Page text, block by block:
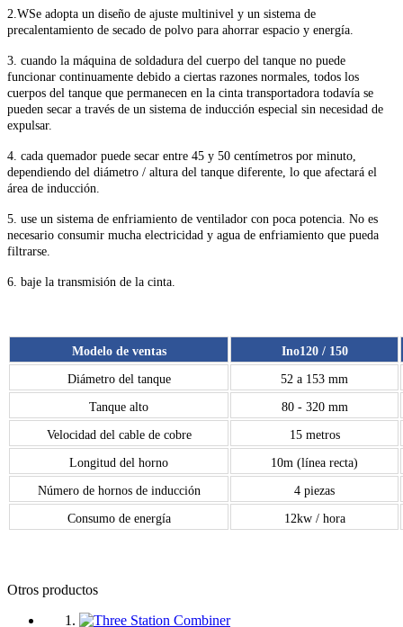
2. WSe adopta un diseño de ajuste multinivel y un sistema de
precalentamiento de secado de polvo para ahorrar espacio y energía.
3. cuando la máquina de soldadura del cuerpo del tanque no puede
funcionar continuamente debido a ciertas razones normales, todos los
cuerpos del tanque que permanecen en la cinta transportadora todavía se
pueden secar a través de un sistema de inducción especial sin necesidad de
expulsar.
4. cada quemador puede secar entre 45 y 50 centímetros por minuto,
dependiendo del diámetro / altura del tanque diferente, lo que afectará el
área de inducción.
5. use un sistema de enfriamiento de ventilador con poca potencia. No es
necesario consumir mucha electricidad y agua de enfriamiento que pueda
filtrarse.
6. baje la transmisión de la cinta.
Modelo de ventas Ino120 / 150
Diámetro del tanque 52 a 153 mm
Tanque alto 80 - 320 mm
Velocidad del cable de cobre 15 metros
Longitud del horno 10m (línea recta)
Número de hornos de inducción 4 piezas
Consumo de energía 12kw / hora
Otros productos